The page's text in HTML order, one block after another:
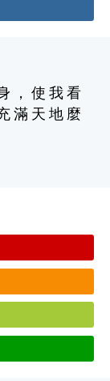
， 使 我 看
滿 天 地 麼